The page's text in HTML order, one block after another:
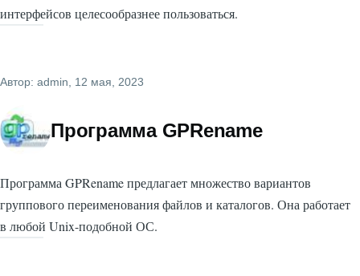
интерфейсов целесообразнее пользоваться.
Автор: admin , 12 мая, 2023
Программа GPRename
Программа GPRename предлагает множество вариантов
группового переименования файлов и каталогов. Она работает
в любой Unix-подобной ОС.